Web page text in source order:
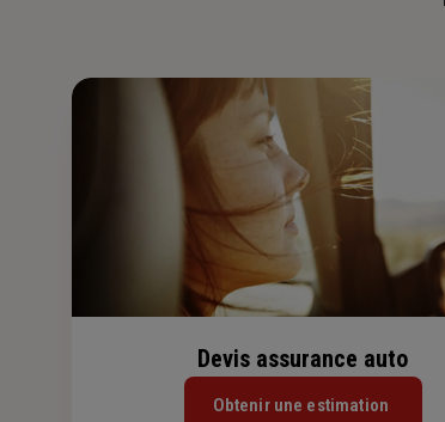
Devis assurance auto
Obtenir une estimation